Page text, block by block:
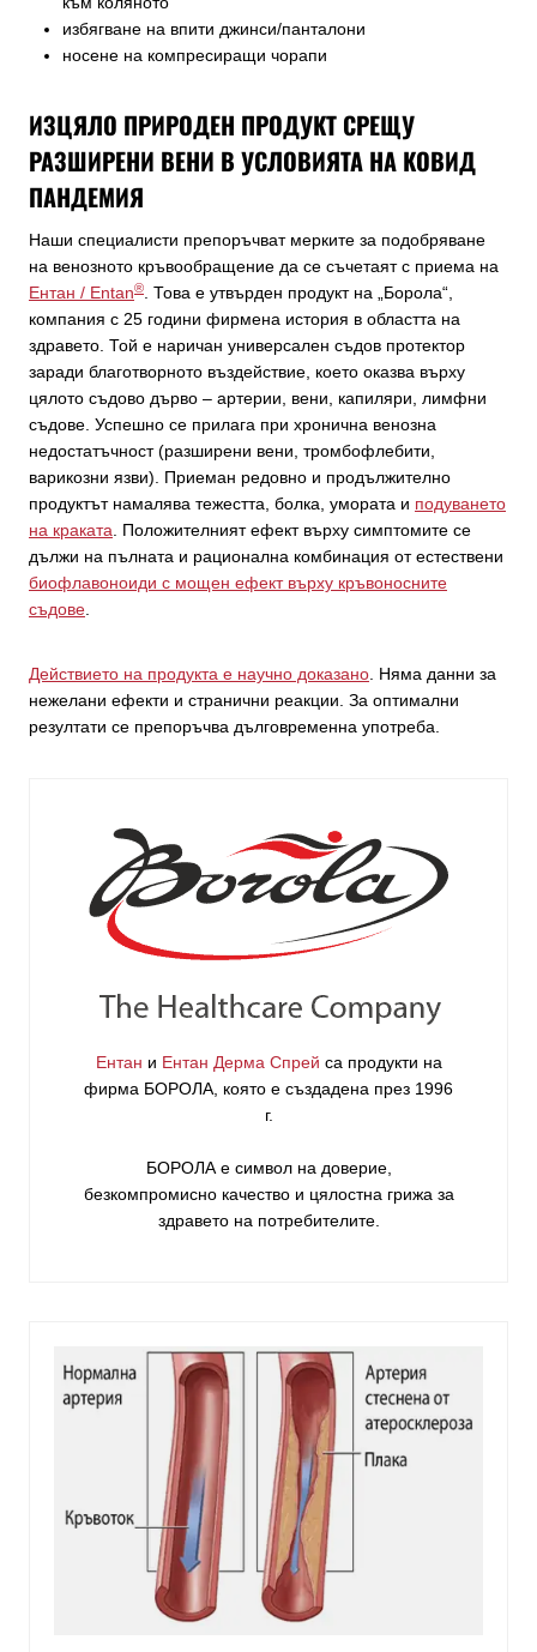
избягване на впити джинси/панталони
носене на компресиращи чорапи
ИЗЦЯЛО ПРИРОДЕН ПРОДУКТ СРЕЩУ
РАЗШИРЕНИ ВЕНИ В УСЛОВИЯТА НА КОВИД
ПАНДЕМИЯ
Наши специалисти препоръчват мерките за подобряване
на венозното кръвообращение да се съчетаят с приема на
Ентан / Entan®
. Това е утвърден продукт на „Борола“,
компания с 25 години фирмена история в областта на
здравето. Той е наричан универсален съдов протектор
заради благотворното въздействие, което оказва върху
цялото съдово дърво – артерии, вени, капиляри, лимфни
съдове. Успешно се прилага при хронична венозна
недостатъчност (разширени вени, тромбофлебити,
варикозни язви). Приеман редовно и продължително
продуктът намалява тежестта, болка, умората и подуването
на краката . Положителният ефект върху симптомите се
дължи на пълната и рационална комбинация от естествени
биофлавоноиди с мощен ефект върху кръвоносните
съдове
Действието на продукта е научно доказано . Няма данни за
нежелани ефекти и странични реакции. За оптимални
резултати се препоръчва дълговременна употреба.
Ентан и Ентан Дерма Спрей са продукти на
фирма БОРОЛА , която е създадена през 1996
г.
БОРОЛА е символ на доверие,
безкомпромисно качество и цялостна грижа за
здравето на потребителите.